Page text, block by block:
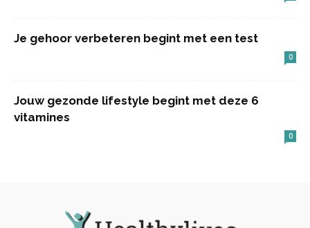
Je gehoor verbeteren begint met een test
0
Jouw gezonde lifestyle begint met deze 6
vitamines
0